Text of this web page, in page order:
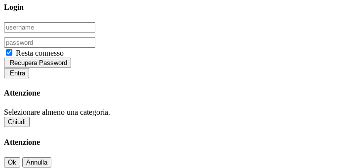
Login
Resta connesso
Recupera Password
Entra
Attenzione
Selezionare almeno una categoria.
Chiudi
Attenzione
Ok Annulla